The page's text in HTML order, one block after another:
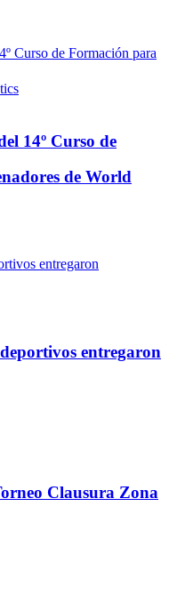
14º Curso de
de World
entregaron
Clausura Zona